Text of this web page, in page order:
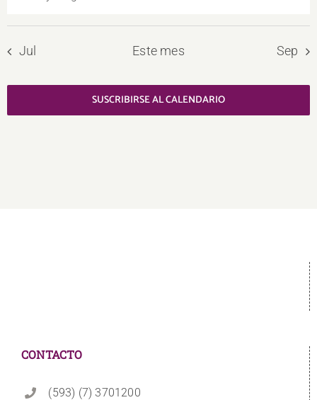
Jul Este mes Sep
SUSCRIBIRSE AL CALENDARIO
CONTACTO
(593) (7) 3701200